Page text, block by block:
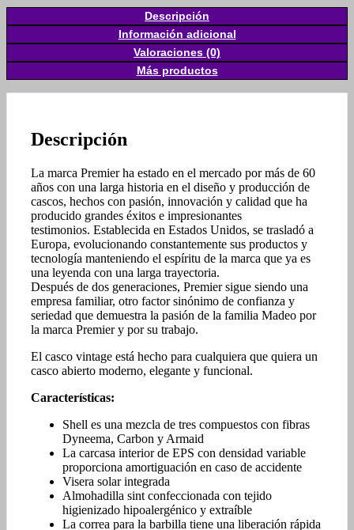
Descripción
Información adicional
Valoraciones (0)
Más productos
Descripción
La marca Premier ha estado en el mercado por más de 60
años con una larga historia en el diseño y producción de
cascos, hechos con pasión, innovación y calidad que ha
producido grandes éxitos e impresionantes
testimonios. Establecida en Estados Unidos, se trasladó a
Europa, evolucionando constantemente sus productos y
tecnología manteniendo el espíritu de la marca que ya es
una leyenda con una larga trayectoria.
Después de dos generaciones, Premier sigue siendo una
empresa familiar, otro factor sinónimo de confianza y
seriedad que demuestra la pasión de la familia Madeo por
la marca Premier y por su trabajo.
El casco vintage está hecho para cualquiera que quiera un
casco abierto moderno, elegante y funcional.
Características:
Shell es una mezcla de tres compuestos con fibras
Dyneema, Carbon y Armaid
La carcasa interior de EPS con densidad variable
proporciona amortiguación en caso de accidente
Visera solar integrada
Almohadilla sint confeccionada con tejido
higienizado hipoalergénico y extraíble
La correa para la barbilla tiene una liberación rápida